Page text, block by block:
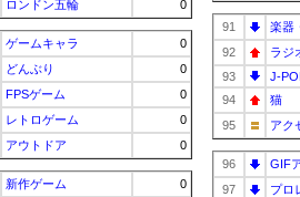
ロンドン五輪 0
ゲームキャラ
0
どんぶり
0
FPSゲーム
0
レトロゲーム
0
アウトドア 0
新作ゲーム
0
91 楽器
92
ラジ
93
J-
94
猫
95
アク
96 GIF
97
プロ